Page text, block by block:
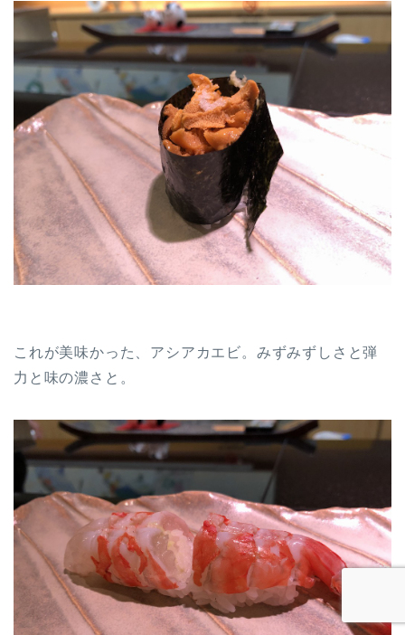
これが美味かった、アシアカエビ。みずみずしさと弾
力と味の濃さと。